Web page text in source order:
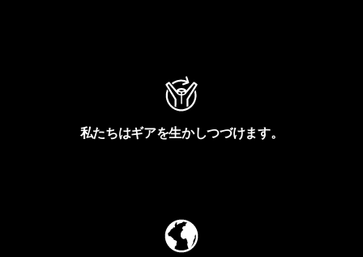
私たちはギアを生かしつづけます。